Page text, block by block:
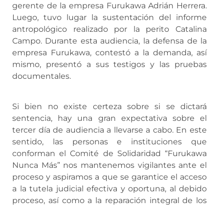
gerente de la empresa Furukawa Adrián Herrera.
Luego, tuvo lugar la sustentación del informe
antropológico realizado por la perito Catalina
Campo. Durante esta audiencia, la defensa de la
empresa Furukawa, contestó a la demanda, así
mismo, presentó a sus testigos y las pruebas
documentales.
Si bien no existe certeza sobre si se dictará
sentencia, hay una gran expectativa sobre el
tercer día de audiencia a llevarse a cabo. En este
sentido, las personas e instituciones que
conforman el Comité de Solidaridad “Furukawa
Nunca Más” nos mantenemos vigilantes ante el
proceso y aspiramos a que se garantice el acceso
a la tutela judicial efectiva y oportuna, al debido
proceso, así como a la reparación integral de los